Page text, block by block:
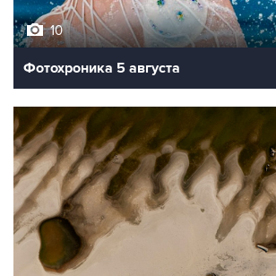
10
Фотохроника 5 августа